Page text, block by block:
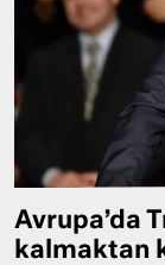
Avrupa’da
kalmaktan